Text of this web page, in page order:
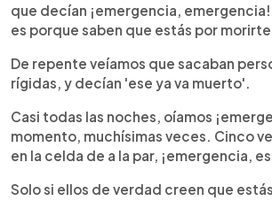
que decían ¡emergencia,
es porque saben que estás por morirte.
De repente veíamos que sacaban
rígidas, y decían 'ese ya va muerto'.
Casi todas las noches, oíamos
momento, muchísimas veces. Cinco
en la celda de a la par, ¡emergencia,
Solo si ellos de verdad creen que